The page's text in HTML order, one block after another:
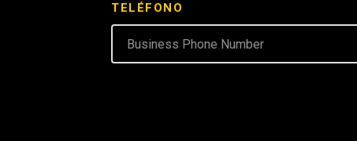
TELÉFONO